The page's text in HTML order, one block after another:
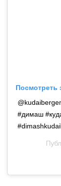
Посмотреть
#димаш